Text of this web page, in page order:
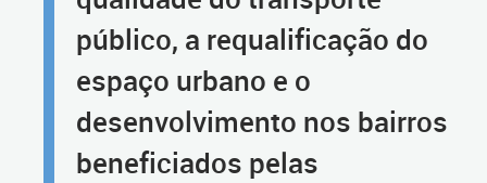
público, a requalificação do
espaço urbano e o
desenvolvimento nos bairros
beneficiados pelas